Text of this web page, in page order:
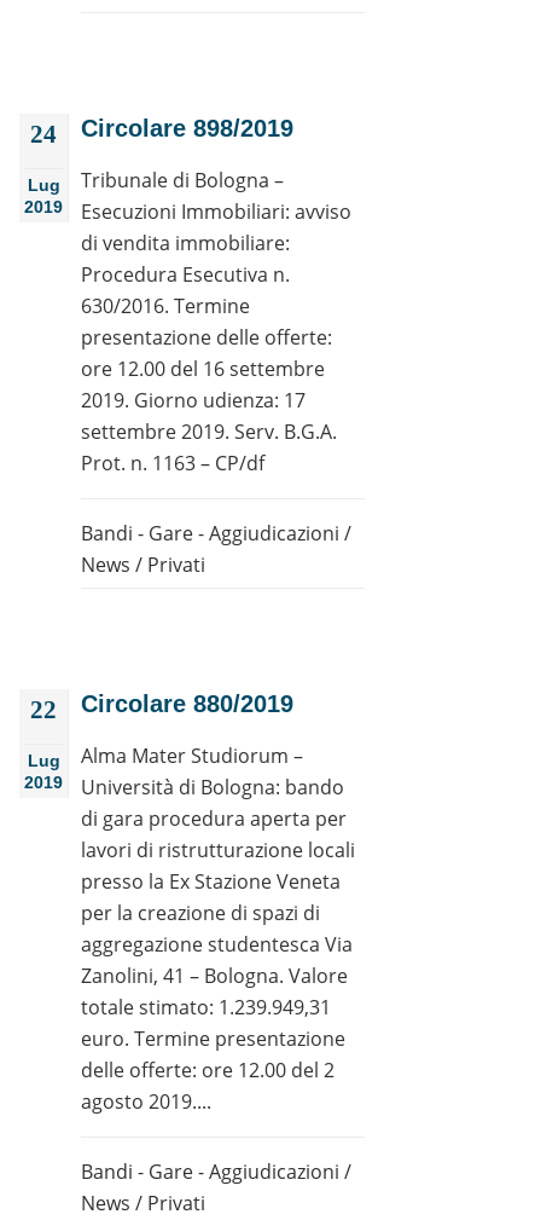
24
Lug
2019
Circolare 898/2019
Tribunale di Bologna –
Esecuzioni Immobiliari: avviso
di vendita immobiliare:
Procedura Esecutiva n.
630/2016. Termine
presentazione delle offerte:
ore 12.00 del 16 settembre
2019. Giorno udienza: 17
settembre 2019. Serv. B.G.A.
Prot. n. 1163 – CP/df
Bandi - Gare - Aggiudicazioni /
News / Privati
22
Lug
2019
Circolare 880/2019
Alma Mater Studiorum –
Università di Bologna: bando
di gara procedura aperta per
lavori di ristrutturazione locali
presso la Ex Stazione Veneta
per la creazione di spazi di
aggregazione studentesca Via
Zanolini, 41 – Bologna. Valore
totale stimato: 1.239.949,31
euro. Termine presentazione
delle offerte: ore 12.00 del 2
agosto 2019....
Bandi - Gare - Aggiudicazioni /
News / Privati